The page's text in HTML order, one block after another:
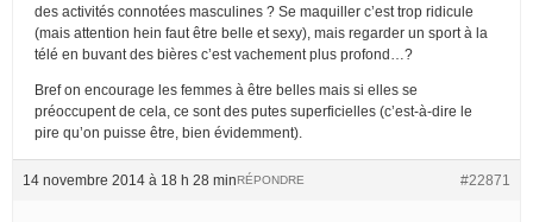
des activités connotées masculines ? Se maquiller c’est trop ridicule
(mais attention hein faut être belle et sexy), mais regarder un sport à la
télé en buvant des bières c’est vachement plus profond…?
Bref on encourage les femmes à être belles mais si elles se
préoccupent de cela, ce sont des putes superficielles (c’est-à-dire le
pire qu’on puisse être, bien évidemment).
14 novembre 2014 à 18 h 28 min #22871
RÉPONDRE